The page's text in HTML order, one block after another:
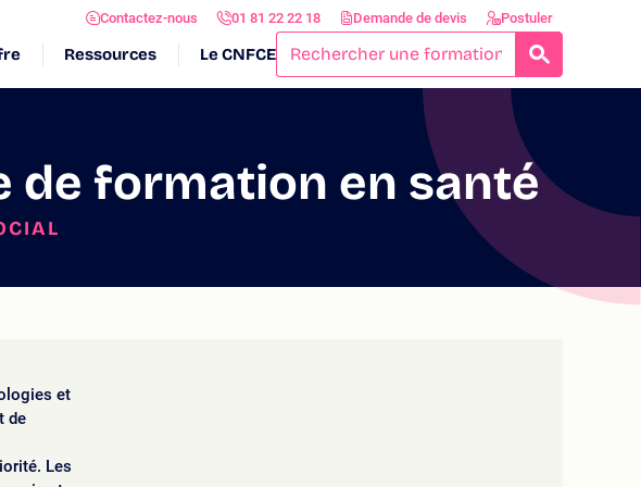
Contactez-nous 01 81 22 22 18 Demande de devis Postuler
Ressources Le CNFCE
de formation en santé
et
de
Les